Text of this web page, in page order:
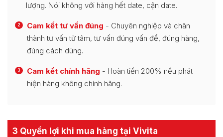
lượng. Nói không với hàng hết date, cận date.
2 Cam kết tư vấn đúng - Chuyên nghiệp và chân
thành tư vấn từ tâm, tư vấn đúng vấn đề, đúng hàng,
đúng cách dùng.
3 Cam kết chính hãng - Hoàn tiền 200% nếu phát
hiện hàng không chính hãng.
3 Quyền lợi khi mua hàng tại Vivita